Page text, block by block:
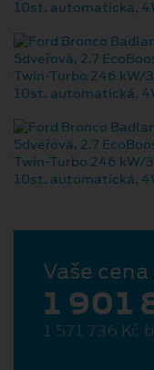
Vaše cena
1 901
1 571 736 Kč